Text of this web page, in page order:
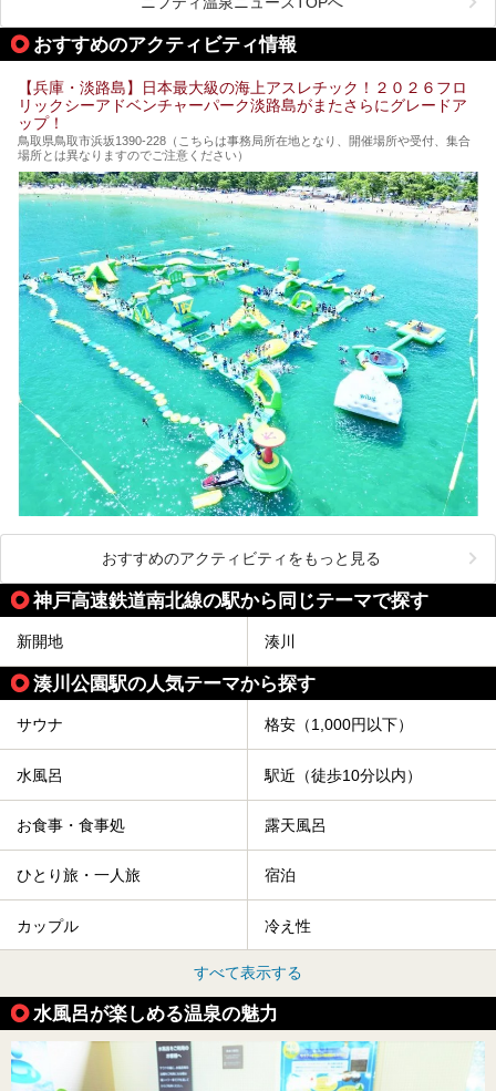
今回は自慢のお湯をメインにその魅力の数々を紹介します！
おすすめのアクティビティ情報
【兵庫・淡路島】日本最大級の海上アスレチック！２０２６フロ
リックシーアドベンチャーパーク淡路島がまたさらにグレードア
ップ！
鳥取県鳥取市浜坂1390‐228（こちらは事務局所在地となり、開催場所や受付、集合
場所とは異なりますのでご注意ください）
おすすめのアクティビティをもっと見る
神戸高速鉄道南北線の駅から同じテーマで探す
新開地 湊川
湊川公園駅の人気テーマから探す
サウナ 格安（1,000円以下）
水風呂 駅近（徒歩10分以内）
お食事・食事処 露天風呂
ひとり旅・一人旅 宿泊
カップル 冷え性
すべて表示する
水風呂が楽しめる温泉の魅力